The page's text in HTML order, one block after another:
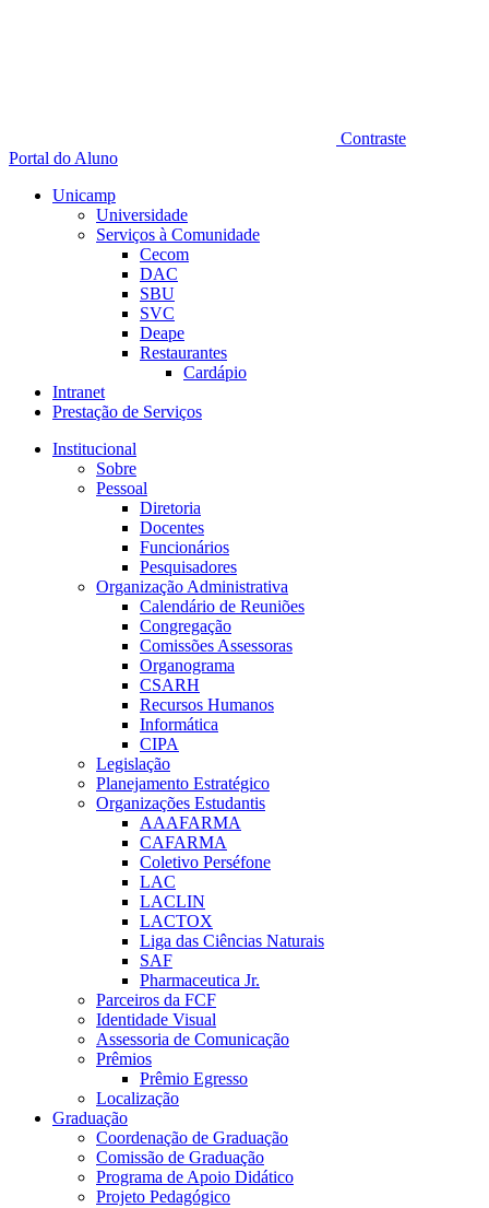
Contraste
Portal do Aluno
Unicamp
Universidade
Serviços à Comunidade
Cecom
DAC
SBU
SVC
Deape
Restaurantes
Cardápio
Intranet
Prestação de Serviços
Institucional
Sobre
Pessoal
Diretoria
Docentes
Funcionários
Pesquisadores
Organização Administrativa
Calendário de Reuniões
Congregação
Comissões Assessoras
Organograma
CSARH
Recursos Humanos
Informática
CIPA
Legislação
Planejamento Estratégico
Organizações Estudantis
AAAFARMA
CAFARMA
Coletivo Perséfone
LAC
LACLIN
LACTOX
Liga das Ciências Naturais
SAF
Pharmaceutica Jr.
Parceiros da FCF
Identidade Visual
Assessoria de Comunicação
Prêmios
Prêmio Egresso
Localização
Graduação
Coordenação de Graduação
Comissão de Graduação
Programa de Apoio Didático
Projeto Pedagógico